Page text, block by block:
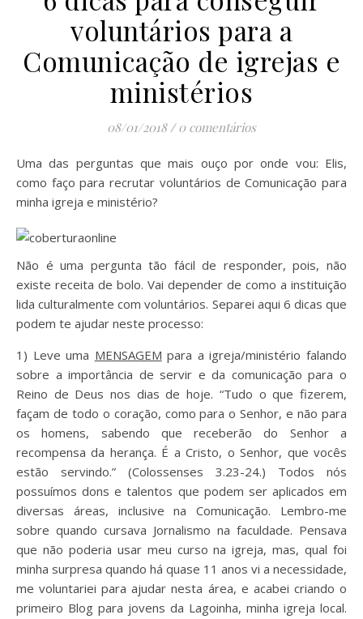
voluntários para a
Comunicação de igrejas e
ministérios
08/01/2018 / 0 comentários
Uma das perguntas que mais ouço por onde vou: Elis,
como faço para recrutar voluntários de Comunicação para
minha igreja e ministério?
Não é uma pergunta tão fácil de responder, pois, não
existe receita de bolo. Vai depender de como a instituição
lida culturalmente com voluntários. Separei aqui 6 dicas que
podem te ajudar neste processo:
1) Leve uma MENSAGEM para a igreja/ministério falando
sobre a importância de servir e da comunicação para o
Reino de Deus nos dias de hoje. “Tudo o que fizerem,
façam de todo o coração, como para o Senhor, e não para
os homens, sabendo que receberão do Senhor a
recompensa da herança. É a Cristo, o Senhor, que vocês
estão servindo.” (Colossenses 3.23-24.) Todos nós
possuímos dons e talentos que podem ser aplicados em
diversas áreas, inclusive na Comunicação. Lembro-me
sobre quando cursava Jornalismo na faculdade. Pensava
que não poderia usar meu curso na igreja, mas, qual foi
minha surpresa quando há quase 11 anos vi a necessidade,
me voluntariei para ajudar nesta área, e acabei criando o
primeiro Blog para jovens da Lagoinha, minha igreja local.